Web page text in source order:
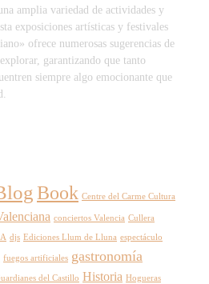
amplia variedad de actividades y
exposiciones artísticas y festivales
ofrece numerosas sugerencias de
garantizando que tanto
siempre algo emocionante que
Book Centre del Carme Cultura
conciertos Valencia Cullera
djs Ediciones Llum de Lluna espectáculo
fuegos artificiales gastronomía
del Castillo Historia Hogueras